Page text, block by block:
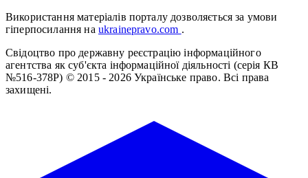
Використання матеріалів порталу дозволяється за умови
гіперпосилання на ukrainepravo.com .
Свідоцтво про державну реєстрацію інформаційного
агентства як суб'єкта інформаційної діяльності (серія КВ
№516-378Р) © 2015 - 2026 Українське право. Всі права
захищені.